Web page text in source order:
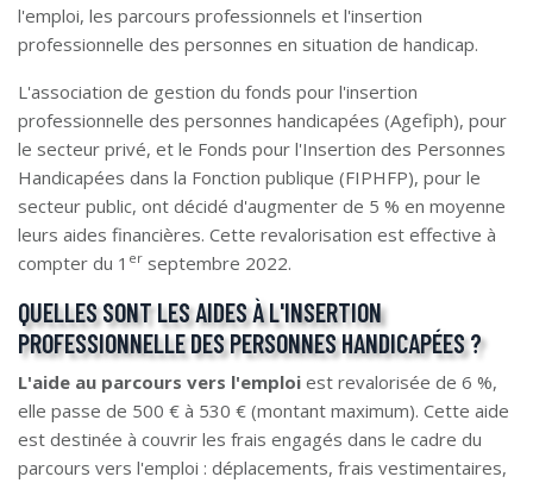
l'emploi, les parcours professionnels et l'insertion
professionnelle des personnes en situation de handicap.
L'association de gestion du fonds pour l'insertion
professionnelle des personnes handicapées (Agefiph), pour
le secteur privé, et le Fonds pour l'Insertion des Personnes
Handicapées dans la Fonction publique (FIPHFP), pour le
secteur public, ont décidé d'augmenter de 5 % en moyenne
leurs aides financières. Cette revalorisation est effective à
compter du 1 er septembre 2022.
QUELLES SONT LES AIDES À L'INSERTION
PROFESSIONNELLE DES PERSONNES HANDICAPÉES ?
L'aide au parcours vers l'emploi est revalorisée de 6 %,
elle passe de 500 € à 530 € (montant maximum). Cette aide
est destinée à couvrir les frais engagés dans le cadre du
parcours vers l'emploi : déplacements, frais vestimentaires,